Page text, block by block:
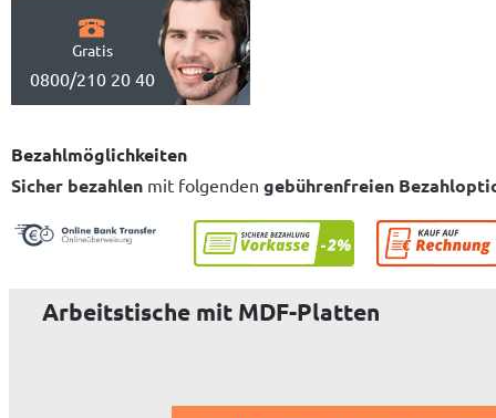
Gratis
0800/210 20 40
Bezahlmöglichkeiten
Sicher bezahlen mit folgenden gebührenfreien
Arbeitstische mit MDF-Platten